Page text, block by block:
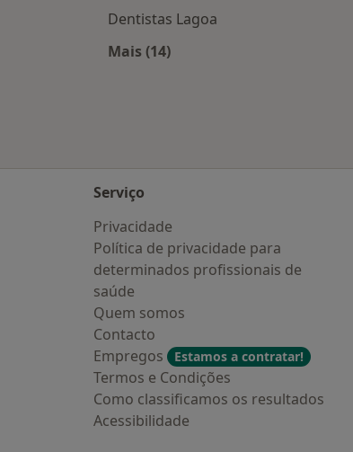
Dentistas Lagoa
Mais (14)
Serviço
Privacidade
Política de privacidade para
determinados profissionais de
saúde
Quem somos
Contacto
Empregos
Estamos a contratar!
Termos e Condições
Como classificamos os resultados
Acessibilidade